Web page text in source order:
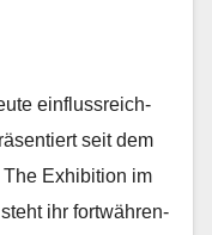
ein­flussre­ich­
seit dem
Exhi­bi­tion im
ihr fortwähren­